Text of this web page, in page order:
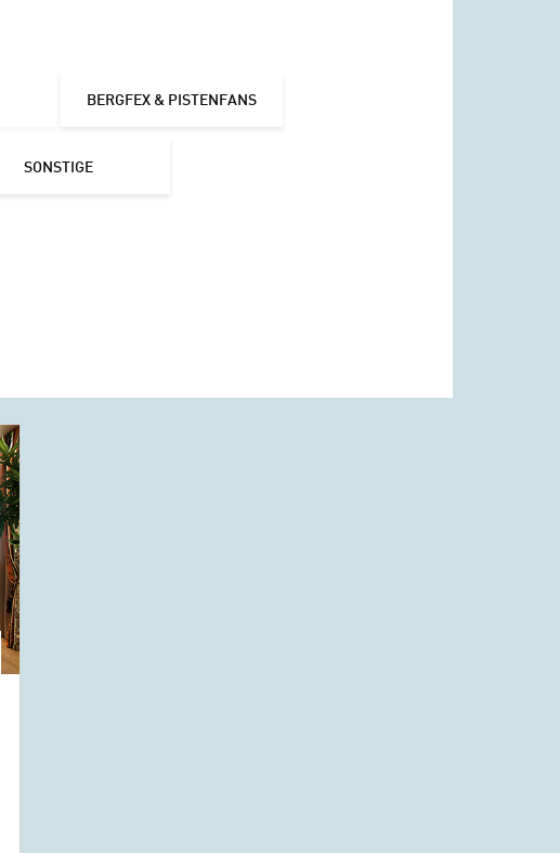
BERGFEX & PISTENFANS
SONSTIGE